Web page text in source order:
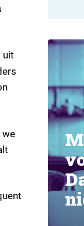
uit
we